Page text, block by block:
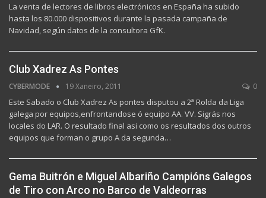
La venta de lectores de libros electrónicos en España ha subido
hasta los 80.000 dispositivos durante la pasada campaña de
Navidad, según datos de la consultora GfK.
Club Xadrez As Pontes
CYBERMODE 19 Xaneiro, 2011 0
Este Sabado o Club Xadrez As pontes disputou a 2ª Rolda da Liga
galega por equipos,enfrontandose ó equipo AA. VV. Sigrás nos
locales do LAR. O resultado final asi como os resultados dos outros
equipos que forman o grupo A da segunda…
Gema Buitrón e Miguel Albariño Campións Galegos
de Tiro con Arco no Barco de Valdeorras